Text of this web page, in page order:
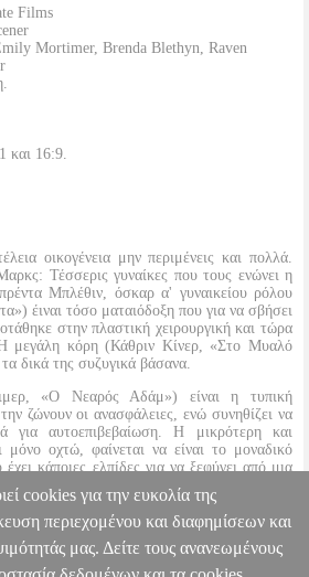
Films
Mortimer, Brenda Blethyn, Raven
και 16:9.
οικογένεια μην περιμένεις και πολλά.
Τέσσερις γυναίκες που τους ενώνει η
Μπλέθιν, όσκαρ α' γυναικείου ρόλου
έιναι τόσο ματαιόδοξη που για να σβήσει
στην πλαστική χειρουργική και τώρα
Η μεγάλη κόρη (Κάθριν Κίνερ, «Στο Μυαλό
δικά της συζυγικά βάσανα.
«Ο Νεαρός Αδάμ») είναι η τυπική
ζώνουν οι ανασφάλειες, ενώ συνηθίζει να
για αυτοεπιβεβαίωση. Η μικρότερη και
μόνο οχτώ, φαίνεται να είναι το μοναδικό
κάποιες ελπίδες για να ξεφύγει από μια
θα αναζητήσει τη λύτρωση και τη διέξοδο
ειλικρίνεια κωμωδία.
- LOVELY AND AMAZING (DVD)
2001,Lions Gate Films 2001,Lions Gate
cookies για την ευκολία της
περιεχομένου και διαφημίσεων και
μας. Δείτε τους ανανεωμένους